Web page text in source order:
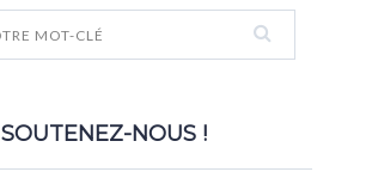
SOUTENEZ-NOUS !